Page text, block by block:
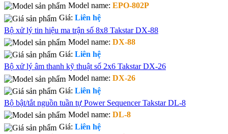
Model name: EPO-802P
Giá: Liên hệ
Bộ xử lý tin hiệu ma trận số 8x8 Takstar DX-88
Model name: DX-88
Giá: Liên hệ
Bộ xử lý âm thanh kỹ thuật số 2x6 Takstar DX-26
Model name: DX-26
Giá: Liên hệ
Bộ bật/tắt nguồn tuần tự Power Sequencer Takstar DL-8
Model name: DL-8
Giá: Liên hệ